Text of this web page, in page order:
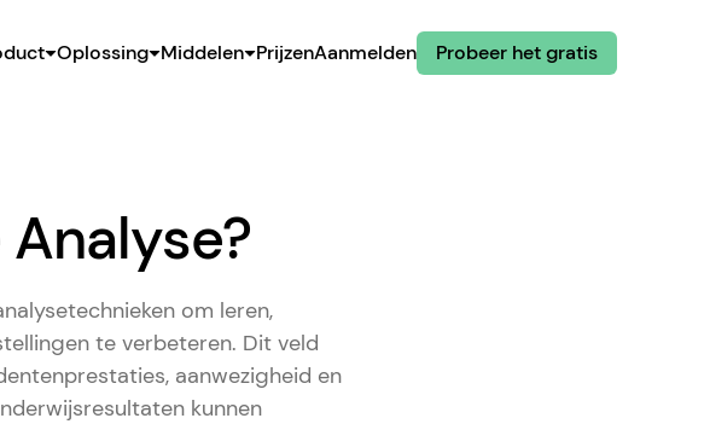
Oplossing Middelen PrijzenAanmelden Probeer het gratis
om leren,
te verbeteren. Dit veld
aanwezigheid en
kunnen